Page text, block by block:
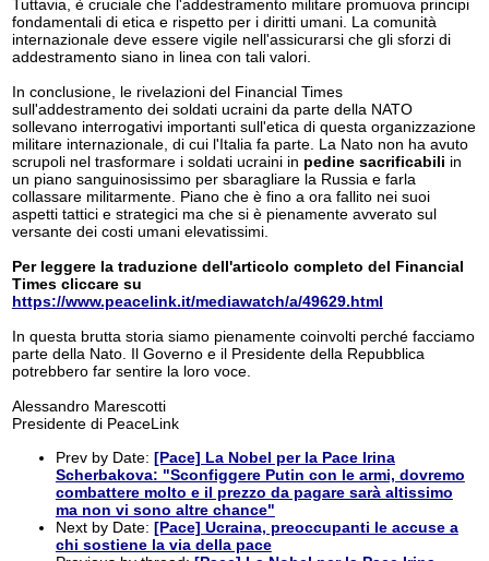
Tuttavia, è cruciale che l'addestramento militare promuova principi
fondamentali di etica e rispetto per i diritti umani. La comunità
internazionale deve essere vigile nell'assicurarsi che gli sforzi di
addestramento siano in linea con tali valori.
In conclusione, le rivelazioni del Financial Times
sull'addestramento dei soldati ucraini da parte della NATO
sollevano interrogativi importanti sull'etica di questa organizzazione
militare internazionale, di cui l'Italia fa parte. La Nato non ha avuto
scrupoli nel trasformare i soldati ucraini in pedine sacrificabili in
un piano sanguinosissimo per sbaragliare la Russia e farla
collassare militarmente. Piano che è fino a ora fallito nei suoi
aspetti tattici e strategici ma che si è pienamente avverato sul
versante dei costi umani elevatissimi.
Per leggere la traduzione dell'articolo completo del Financial
Times cliccare su
https://www.peacelink.it/mediawatch/a/49629.html
In questa brutta storia siamo pienamente coinvolti perché facciamo
parte della Nato. Il Governo e il Presidente della Repubblica
potrebbero far sentire la loro voce.
Alessandro Marescotti
Presidente di PeaceLink
Prev by Date: [Pace] La Nobel per la Pace Irina
Scherbakova: "Sconfiggere Putin con le armi, dovremo
combattere molto e il prezzo da pagare sarà altissimo
ma non vi sono altre chance"
Next by Date: [Pace] Ucraina, preoccupanti le accuse a
chi sostiene la via della pace